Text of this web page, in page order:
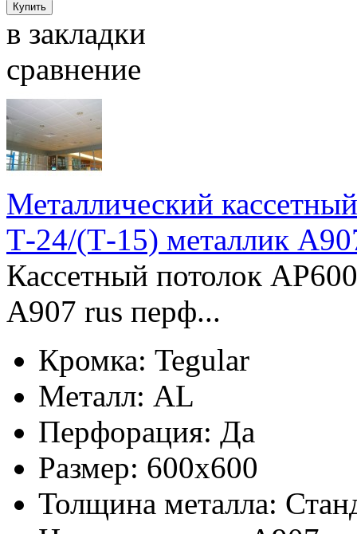
в закладки
сравнение
Металлический
Т-24/(Т-15) металлик
Кассетный потолок
А907 rus перф...
Кромка: Tegular
Металл: AL
Перфорация: Да
Размер: 600x600
Толщина металла: